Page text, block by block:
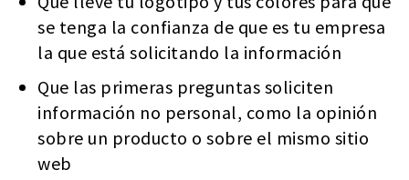
se tenga la confianza de que es tu empresa
la que está solicitando la información
Que las primeras preguntas soliciten
información no personal, como la opinión
sobre un producto o sobre el mismo sitio
web